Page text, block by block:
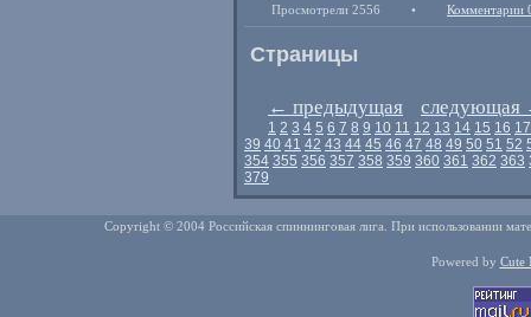
Просмотрели 2556 • Комментарии
Страницы
← предыдущая следующая
1 2 3 4 5 6 7 8 9 10 11 12 13 14 15 16 17
39 40 41 42 43 44 45 46 47 48 49 50 51 52
354 355 356 357 358 359 360 361 362 363
379
Copyright © 2004 Российская спиннинговая лига. При использовании
Powered by Cute